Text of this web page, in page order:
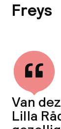
Freys
Van
Lilla